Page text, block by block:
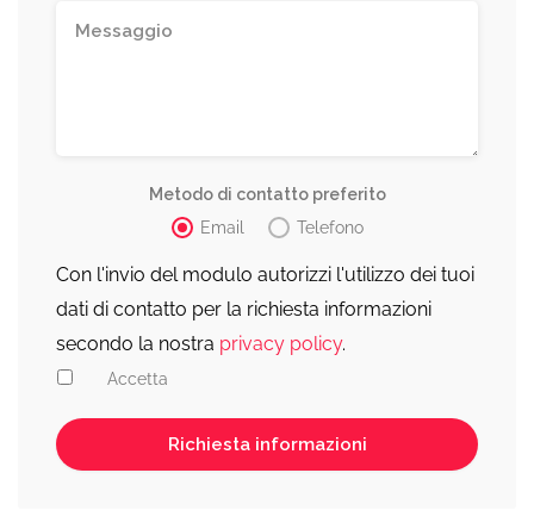
Metodo di contatto preferito
Email
Telefono
Con l'invio del modulo autorizzi l'utilizzo dei tuoi
dati di contatto per la richiesta informazioni
secondo la nostra privacy policy.
Accetta